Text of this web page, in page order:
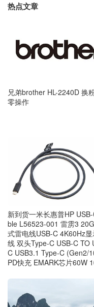
热点文章
兄弟brother HL-2240D 换
零操作
新到货一米长惠普HP
ble L56523-001 雷雳3
式雷电线USB-C 4K60Hz显
线 双头Type-C USB-C TO
C USB3.1 Type-C (Gen2/
PD快充 EMARK芯片60W